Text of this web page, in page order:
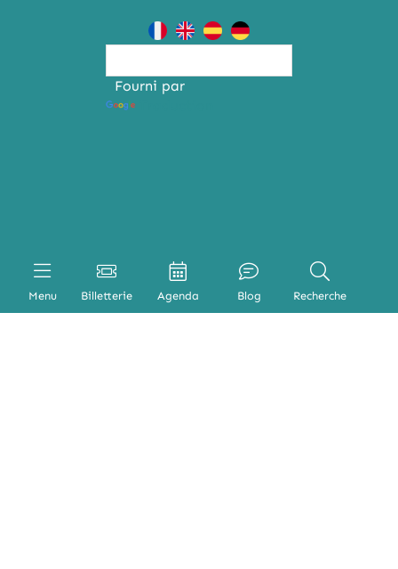
Menu Billetterie Agenda Blog Recherche
Fourni par